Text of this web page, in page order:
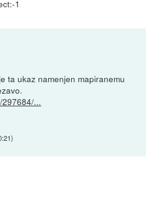
1
ta ukaz namenjen mapiranemu
...
)